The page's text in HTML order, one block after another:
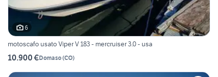
6
motoscafo usato Viper V 183 - mercruiser 3.0 - usa
10.900 €Domaso(CO)